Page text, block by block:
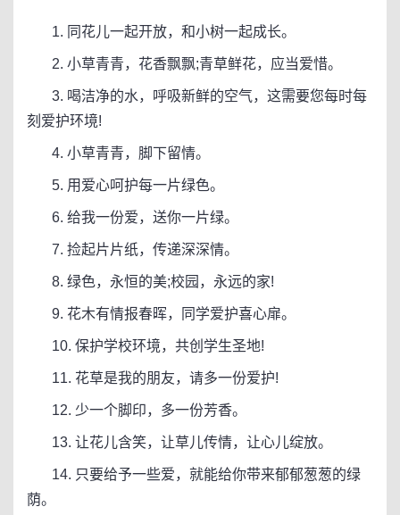
1. 同花儿一起开放，和小树一起成长。
2. 小草青青，花香飘飘;青草鲜花，应当爱惜。
3. 喝洁净的水，呼吸新鲜的空气，这需要您每时每
刻爱护环境!
4. 小草青青，脚下留情。
5. 用爱心呵护每一片绿色。
6. 给我一份爱，送你一片绿。
7. 捡起片片纸，传递深深情。
8. 绿色，永恒的美;校园，永远的家!
9. 花木有情报春晖，同学爱护喜心扉。
10. 保护学校环境，共创学生圣地!
11. 花草是我的朋友，请多一份爱护!
12. 少一个脚印，多一份芳香。
13. 让花儿含笑，让草儿传情，让心儿绽放。
14. 只要给予一些爱，就能给你带来郁郁葱葱的绿
荫。